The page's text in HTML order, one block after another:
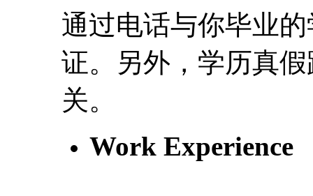
通过电话与你毕业
证。另外，学历真
关。
Work Experience